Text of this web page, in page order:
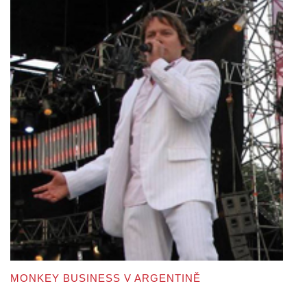
MONKEY BUSINESS V ARGENTINĚ